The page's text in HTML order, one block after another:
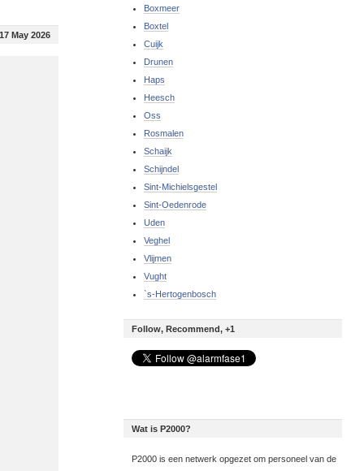
May 2026
Boxmeer
Boxtel
Cuijk
Drunen
Haps
Heesch
Oss
Rosmalen
Schaijk
Schijndel
Sint-Michielsgestel
Sint-Oedenrode
Uden
Veghel
Vlijmen
Vught
`s-Hertogenbosch
Follow, Recommend, +1
Wat is P2000?
P2000 is een netwerk opgezet om personeel van de